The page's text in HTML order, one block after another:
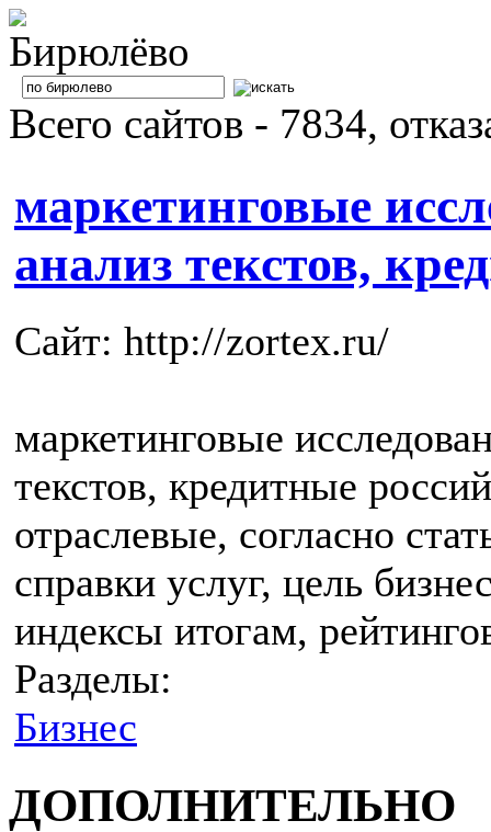
Всего сайтов - 7834,
маркетинговые
анализ текстов,
Сайт: http://zortex.ru/
маркетинговые
текстов, кредитные
отраслевые, согласно
справки услуг, цель
индексы итогам,
Разделы:
Бизнес
ДОПОЛНИТЕЛЬНО